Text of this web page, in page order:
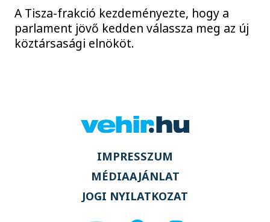
A Tisza-frakció kezdeményezte, hogy a
parlament jövő kedden válassza meg az új
köztársasági elnököt.
IMPRESSZUM
MÉDIAAJÁNLAT
JOGI NYILATKOZAT